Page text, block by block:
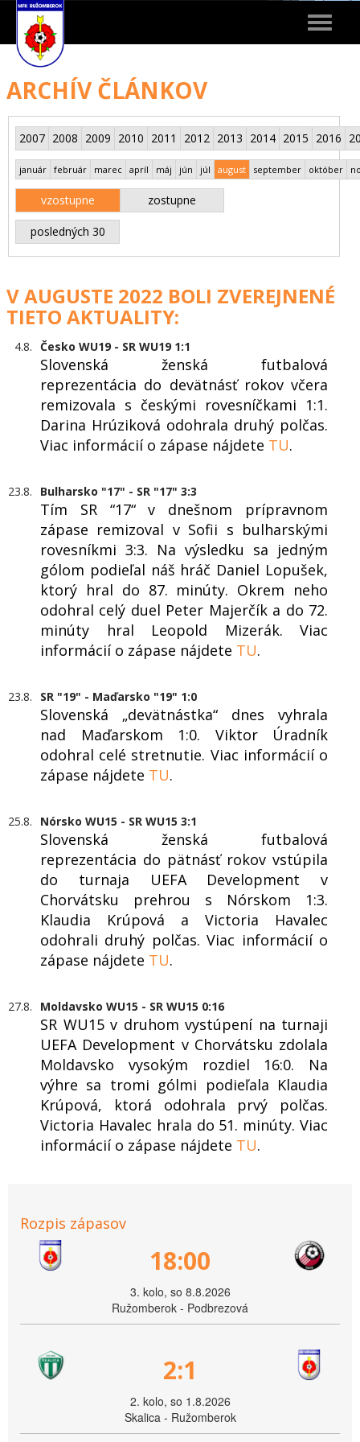
Toggle
ARCHÍV ČLÁNKOV
2007 2008 2009 2010 2011 2012 2013 2014 2015 2016
január február marec apríl máj jún júl august september október
vzostupne zostupne
posledných 30
V AUGUSTE 2022 BOLI ZVEREJNENÉ
TIETO AKTUALITY:
4.8. Česko WU19 - SR WU19 1:1
Slovenská ženská futbalová
reprezentácia do devätnásť rokov včera
remizovala s českými rovesníčkami 1:1.
Darina Hrúziková odohrala druhý polčas.
Viac informácií o zápase nájdete TU.
23.8. Bulharsko "17" - SR "17" 3:3
Tím SR “17“ v dnešnom prípravnom
zápase remizoval v Sofii s bulharskými
rovesníkmi 3:3. Na výsledku sa jedným
gólom podieľal náš hráč Daniel Lopušek,
ktorý hral do 87. minúty. Okrem neho
odohral celý duel Peter Majerčík a do 72.
minúty hral Leopold Mizerák. Viac
informácií o zápase nájdete TU.
23.8. SR "19" - Maďarsko "19" 1:0
Slovenská „devätnástka“ dnes vyhrala
nad Maďarskom 1:0. Viktor Úradník
odohral celé stretnutie. Viac informácií o
zápase nájdete TU.
25.8. Nórsko WU15 - SR WU15 3:1
Slovenská ženská futbalová
reprezentácia do pätnásť rokov vstúpila
do turnaja UEFA Development v
Chorvátsku prehrou s Nórskom 1:3.
Klaudia Krúpová a Victoria Havalec
odohrali druhý polčas. Viac informácií o
zápase nájdete TU.
27.8. Moldavsko WU15 - SR WU15 0:16
SR WU15 v druhom vystúpení na turnaji
UEFA Development v Chorvátsku zdolala
Moldavsko vysokým rozdiel 16:0. Na
výhre sa tromi gólmi podieľala Klaudia
Krúpová, ktorá odohrala prvý polčas.
Victoria Havalec hrala do 51. minúty. Viac
informácií o zápase nájdete TU.
Rozpis zápasov
18:00
3. kolo, so 8.8.2026
Ružomberok - Podbrezová
2:1
2. kolo, so 1.8.2026
Skalica - Ružomberok